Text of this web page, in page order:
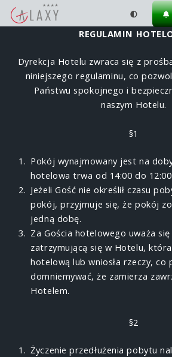
REGULAMIN
Dyrekcja Hotelu zwraca się z
niniejszego regulaminu, co
Państwu spokojnego i
naszym Hotelu.
§1
Pokój wynajmowany jest na
hotelowa trwa od 14:00 do
Jeżeli Gość nie określił czasu
pokój, przyjmuje się, że pokój
jedną dobę.
Za Gościa hotelowego uważa
zatrzymującą się w Hotelu,
ho­telową lub wniosła rzeczy, co
domniemywać, że zamierza
Hotelem.
§2
Życzenie przedłużenia pobytu